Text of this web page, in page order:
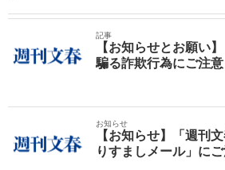
記事
【お知らせとお願い
騙る詐欺行為にご注
お知らせ
【お知らせ】「週刊
りすましメール」に